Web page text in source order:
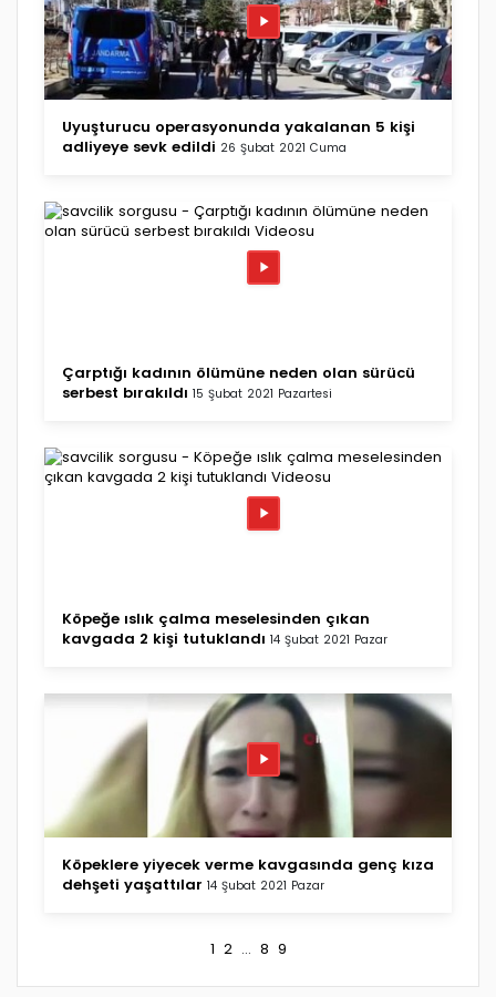
Uyuşturucu operasyonunda yakalanan 5 kişi
adliyeye sevk edildi 26 Şubat 2021 Cuma
Çarptığı kadının ölümüne neden olan sürücü
serbest bırakıldı 15 Şubat 2021 Pazartesi
Köpeğe ıslık çalma meselesinden çıkan
kavgada 2 kişi tutuklandı 14 Şubat 2021 Pazar
Köpeklere yiyecek verme kavgasında genç kıza
dehşeti yaşattılar 14 Şubat 2021 Pazar
1 2... 8 9